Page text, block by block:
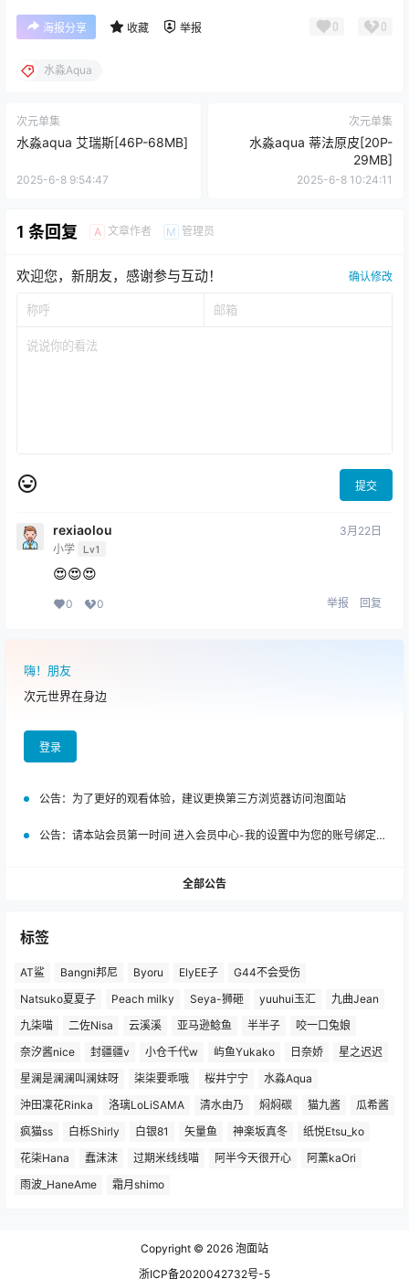
海报分享 收藏 举报 0 0
水淼Aqua
次元单集
水淼aqua 艾瑞斯[46P-68MB]
2025-6-8 9:54:47
次元单集
水淼aqua 蒂法原皮[20P-
29MB]
2025-6-8 10:24:11
1 条回复 A 文章作者 M 管理员
欢迎您，新朋友，感谢参与互动！ 确认修改
提交
rexiaolou
小学 Lv1
3月22日
😍😍😍
0 0 举报 回复
嗨！朋友
次元世界在身边
登录
公告： 为了更好的观看体验，建议更换第三方浏览器访问泡面站
公告： 请本站会员第一时间 进入会员中心-我的设置中为您的账号绑定邮箱!
全部公告
标签
AT鲨 Bangni邦尼 Byoru ElyEE子
G44不会受伤
Natsuko夏夏子
Peach milky Seya-狮砸 yuuhui玉汇
九曲Jean
九柒喵
二佐Nisa 云溪溪 亚马逊鲶鱼 半半子
咬一口兔娘
奈汐酱nice
封疆疆v 小仓千代w 屿鱼Yukako 日奈娇
星之迟迟
星澜是澜澜叫澜妹呀
柒柒要乖哦 桜井宁宁
水淼Aqua
沖田凜花Rinka
洛璃LoLiSAMA 清水由乃 焖焖碳 猫九酱
瓜希酱
疯猫ss
白栎Shirly 白银81 矢量鱼 神楽坂真冬
纸悦Etsu_ko
花柒Hana
蠢沫沫 过期米线线喵 阿半今天很开心
阿薰kaOri
雨波_HaneAme
霜月shimo
Copyright © 2026 泡面站
浙ICP备2020042732号-5